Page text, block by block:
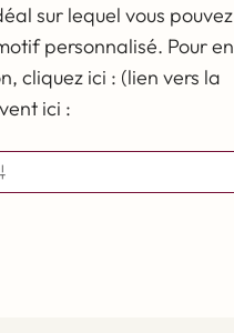
a
sur lequel vous pouvez
personnalisé. Pour en
cliquez ici : (lien vers la
ici :